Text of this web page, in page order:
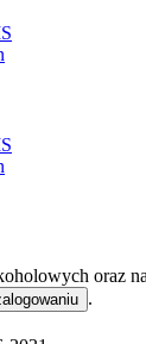
oraz
.